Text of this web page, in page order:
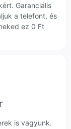
Garanciális
a telefont, és
ez 0 Ft
is vagyunk.